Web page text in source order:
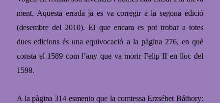
ment. Aquesta errada ja es va corregir a la segona edició
(desembre del 2010). El que encara es pot trobar a totes
dues edicions és una equivocació a la pàgina 276, en què
consta el 1589 com l’any que va morir Felip II en lloc del
1598.
A la pàgina 314 esmento que la comtessa Erzsébet Báthory: